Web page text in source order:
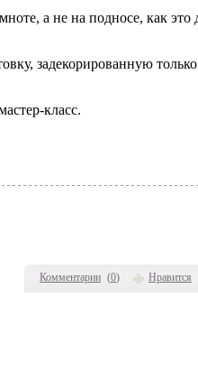
Комментарии (0) Нравится
а не на подносе, как это
задекорированную только
класс.